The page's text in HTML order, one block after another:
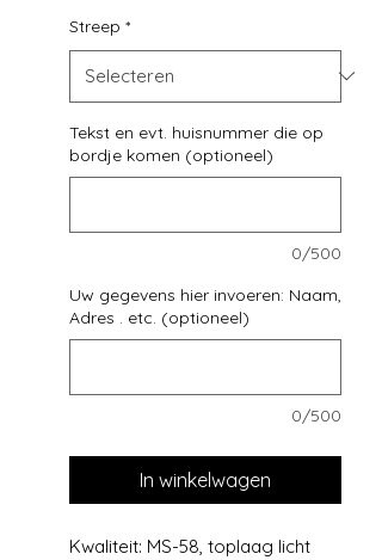
Streep *
Tekst en evt. huisnummer die op
bordje komen (optioneel)
0/500
Uw gegevens hier invoeren: Naam,
Adres . etc. (optioneel)
0/500
In winkelwagen
Kwaliteit: MS-58, toplaag licht